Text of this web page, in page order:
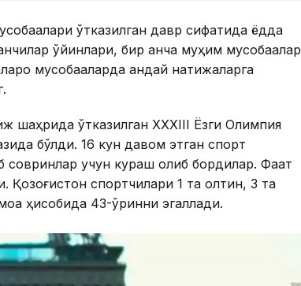
ўтказилган давр сифатида ёдда
ўйинлари, бир қанча муҳим мусобақалар
мусобақаларда қандай натижаларга
шаҳрида ўтказилган XXXIII Ёзги Олимпия
бўлди. 16 кун давом этган спорт
учун кураш олиб бордилар. Фақат
Қозоғистон спортчилари 1 та олтин, 3 та
ҳисобида 43-ўринни эгаллади.